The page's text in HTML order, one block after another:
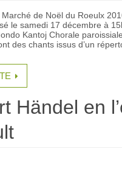
Marché de Noël du Roeulx
le samedi 17 décembre à
Kantoj Chorale
des chants issus d’un
Händel en